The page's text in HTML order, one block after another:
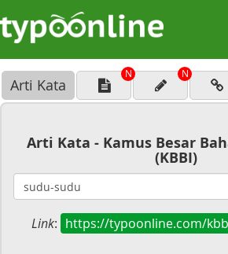
Arti Kata
N N
Arti Kata - Kamus Besar
(KBBI)
Link: https://typoonline.com/